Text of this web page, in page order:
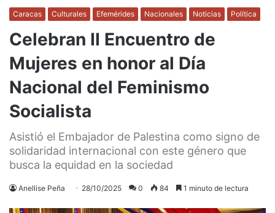
Caracas Culturales Efemérides Nacionales Noticias Política
Celebran II Encuentro de
Mujeres en honor al Día
Nacional del Feminismo
Socialista
Asistió el Embajador de Palestina como signo de
solidaridad internacional con este género que
busca la equidad en la sociedad
Anellise Peña 28/10/2025 0 84 1 minuto de lectura